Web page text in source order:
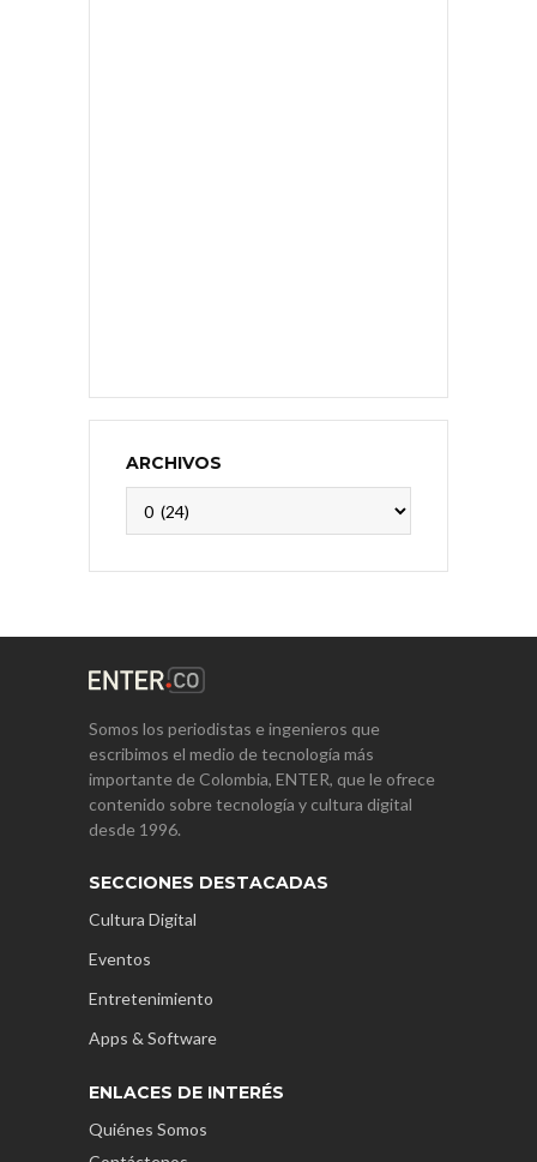
ARCHIVOS
Somos los periodistas e ingenieros que
escribimos el medio de tecnología más
importante de Colombia, ENTER, que le ofrece
contenido sobre tecnología y cultura digital
desde 1996.
SECCIONES DESTACADAS
Cultura Digital
Eventos
Entretenimiento
Apps & Software
ENLACES DE INTERÉS
Quiénes Somos